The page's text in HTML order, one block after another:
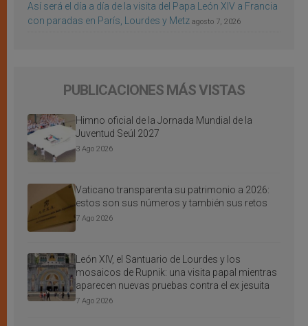
Así será el día a día de la visita del Papa León XIV a Francia
con paradas en París, Lourdes y Metz agosto 7, 2026
PUBLICACIONES MÁS VISTAS
Himno oficial de la Jornada Mundial de la
Juventud Seúl 2027
3 Ago 2026
Vaticano transparenta su patrimonio a 2026:
estos son sus números y también sus retos
7 Ago 2026
León XIV, el Santuario de Lourdes y los
mosaicos de Rupnik: una visita papal mientras
aparecen nuevas pruebas contra el ex jesuita
7 Ago 2026